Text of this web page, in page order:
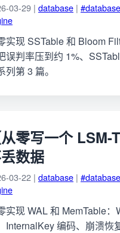
03-29 | database | #database
实现 SSTable 和 Bloom
误判率压到约 1%、
列第 3 篇。
从零写一个
数据
03-22 | database | #database
实现 WAL 和 MemTable
InternalKey 编码、崩溃恢